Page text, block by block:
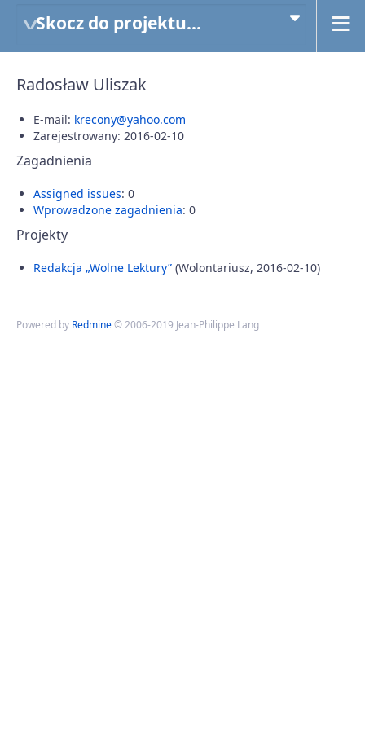
Skocz do projektu...
Radosław Uliszak
E-mail: krecony@yahoo.com
Zarejestrowany: 2016-02-10
Zagadnienia
Assigned issues: 0
Wprowadzone zagadnienia: 0
Projekty
Redakcja „Wolne Lektury” (Wolontariusz, 2016-02-10)
Powered by Redmine© 2006-2019 Jean-Philippe Lang